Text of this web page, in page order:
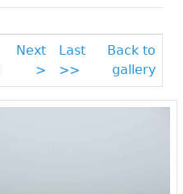
Next
>
Last
>>
Back to
gallery